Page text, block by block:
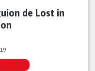
de Lost in